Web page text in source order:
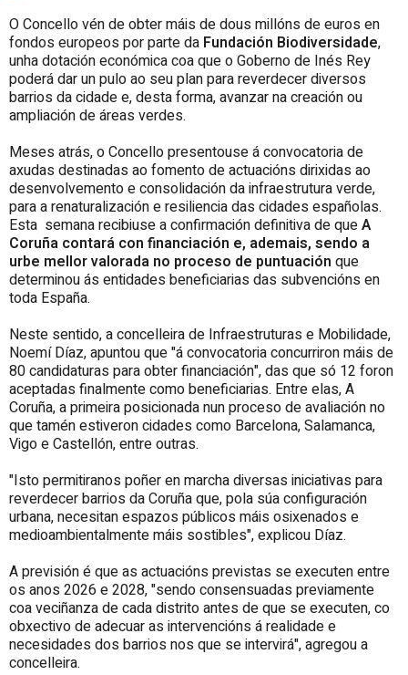
O Concello vén de obter máis de dous millóns de euros en
fondos europeos por parte da Fundación Biodiversidade,
unha dotación económica coa que o Goberno de Inés Rey
poderá dar un pulo ao seu plan para reverdecer diversos
barrios da cidade e, desta forma, avanzar na creación ou
ampliación de áreas verdes.
Meses atrás, o Concello presentouse á convocatoria de
axudas destinadas ao fomento de actuacións dirixidas ao
desenvolvemento e consolidación da infraestrutura verde,
para a renaturalización e resiliencia das cidades españolas.
Esta semana recibiuse a confirmación definitiva de queA
Coruña contará con financiación e, ademais, sendo a
urbe mellor valorada no proceso de puntuación que
determinou ás entidades beneficiarias das subvencións en
toda España.
Neste sentido, a concelleira de Infraestruturas e Mobilidade,
Noemí Díaz, apuntou que "á convocatoria concurriron máis de
80 candidaturas para obter financiación", das que só 12 foron
aceptadas finalmente como beneficiarias. Entre elas, A
Coruña, a primeira posicionada nun proceso de avaliación no
que tamén estiveron cidades como Barcelona, Salamanca,
Vigo e Castellón, entre outras.
"Isto permitiranos poñer en marcha diversas iniciativas para
reverdecer barrios da Coruña que, pola súa configuración
urbana, necesitan espazos públicos máis osixenados e
medioambientalmente máis sostibles", explicou Díaz.
A previsión é que as actuacións previstas se executen entre
os anos 2026 e 2028, "sendo consensuadas previamente
coa veciñanza de cada distrito antes de que se executen, co
obxectivo de adecuar as intervencións á realidade e
necesidades dos barrios nos que se intervirá", agregou a
concelleira.